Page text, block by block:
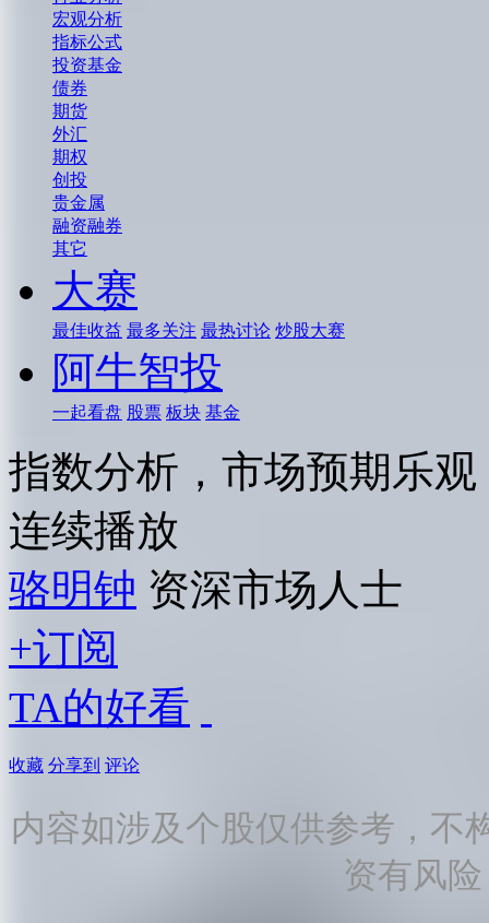
宏观分析
指标公式
投资基金
债券
期货
外汇
期权
创投
贵金属
融资融券
其它
大赛
最佳收益 最多关注 最热讨论 炒股大赛
阿牛智投
一起看盘 股票 板块 基金
指数分析，市场预期乐观
连续播放
骆明钟 资深市场人士
+订阅
TA的好看
收藏 分享到 评论
内容如涉及个股仅供参考，不
资有风